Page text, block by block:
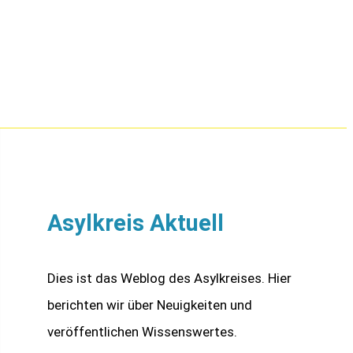
Asylkreis Aktuell
Dies ist das Weblog des Asylkreises. Hier
berichten wir über Neuigkeiten und
veröffentlichen Wissenswertes.